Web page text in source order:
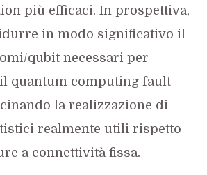
più efficaci. In prospettiva,
in modo significativo il
qubit necessari per
quantum computing fault-
la realizzazione di
realmente utili rispetto
a connettività fissa.